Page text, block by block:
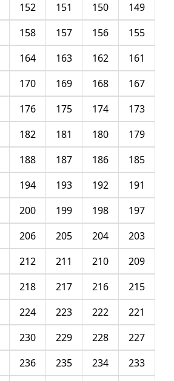
149
150
151
152
155
156
157
158
161
162
163
164
167
168
169
170
173
174
175
176
179
180
181
182
185
186
187
188
191
192
193
194
197
198
199
200
203
204
205
206
209
210
211
212
215
216
217
218
221
222
223
224
227
228
229
230
233
234
235
236